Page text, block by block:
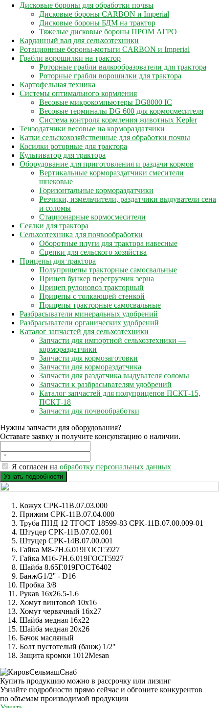
Дисковые бороны для обработки почвы
Дисковые бороны CARBON и Imperial
Дисковые бороны БДМ на трактор
Тяжелые дисковые бороны ПРОМ АГРО
Карданный вал для сельхозтехники
Ротационные бороны-мотыги CARBON и Imperial
Грабли ворошилки на трактор
Роторные грабли валкообразователи для трактора
Роторные грабли ворошилки для трактора
Картофельная техника
Системы оптимального кормления
Весовые микрокомпьютеры DG8000 IC
Весовые терминалы DG 600 для кормосмесителя
Система контроля кормления животных Kepler
Тензодатчики весовые на кормораздатчики
Катки сельскохозяйственные для обработки почвы
Косилки роторные для трактора
Культиватор для трактора
Оборудование для приготовления и раздачи кормов
Вертикальные кормораздатчики смесители
шнековые
Горизонтальные кормораздатчики
Резчики, измельчители, раздатчики выдуватели сена
и соломы
Стационарные кормосмесители
Сеялки для трактора
Сельхозтехника для почвообработки
Оборотные плуги для трактора навесные
Сцепки для сельского хозяйства
Прицепы для трактора
Полуприцепы тракторные самосвальные
Прицеп бункер перегрузчик зерна
Прицеп рулоновоз тракторный
Прицепы с толкающей стенкой
Прицепы тракторные самосвальные
Разбрасыватели минеральных удобрений
Разбрасыватели органических удобрений
Каталог запчастей для сельхозтехники
Запчасти для импортной сельхозтехники —
кормораздатчики
Запчасти для кормозаготовки
Запчасти для кормораздатчика
Запчасти для раздатчика выдувателя соломы
Запчасти к разбрасывателям удобрений
Каталог запчастей для полуприцепов ПСКТ-15,
ПСКТ-18
Запчасти для почвообработки
Нужны запчасти для оборудования?
Оставьте заявку и получите консультацию о наличии.
Я согласен на обработку персональных данных
Кожух CPK-11B.07.03.000
Прижим CPK-11B.07.04.000
Труба ПНД 12 ТГОСТ 18599-83 CPK-11B.07.00.009-01
Штуцер CPK-11B.07.02.001
Штуцер CPK-14B.07.00.001
Гайка M8-7H.6.019ГОСТ5927
Гайка M16-7H.6.019ГОСТ5927
Шайба 8.65Г.019ГОСТ6402
БанжG1/2'' - D16
Пробка 3/8
Рукав 16x26.5-1.6
Хомут винтовой 10х16
Хомут червячный 16x27
Шайба медная 16x22
Шайба медная 20x26
Бачок масляный
Болт пустотелый (банж) 1/2''
Защита кромки 1012Mesan
Купить продукцию можно в рассрочку или лизинг
Узнайте подробности прямо сейчас и обгоните конкурентов
по объемам производимой продукции